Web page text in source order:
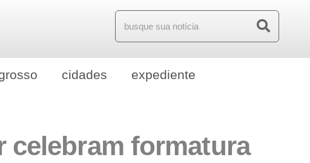
cidades expediente
celebram formatura